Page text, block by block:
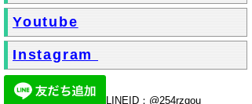
Youtube
Instagram
LINEID：@254rzqou